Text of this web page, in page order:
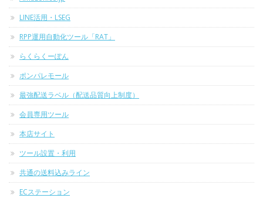
LINE活用・LSEG
RPP運用自動化ツール「RAT」
らくらくーぽん
ポンパレモール
最強配送ラベル（配送品質向上制度）
会員専用ツール
本店サイト
ツール設置・利用
共通の送料込みライン
ECステーション